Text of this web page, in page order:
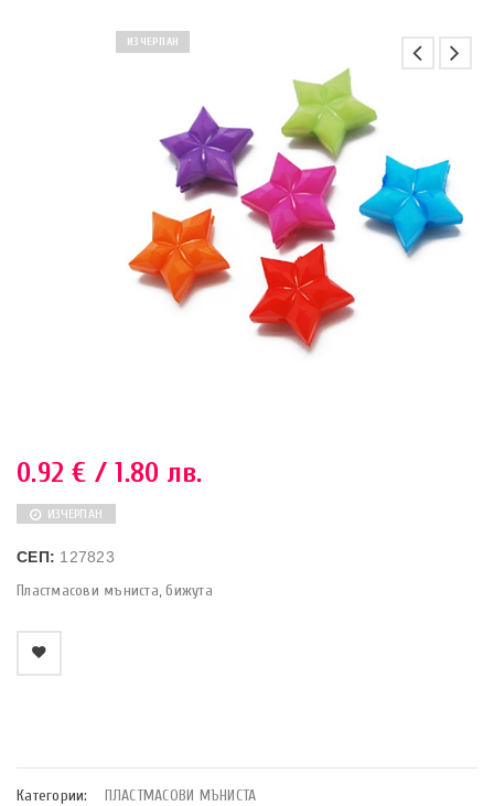
ИЗЧЕРПАН
0.92€ / 1.80 лв.
ИЗЧЕРПАН
СЕП: 127823
Пластмасови мъниста, бижута
Категории: ПЛАСТМАСОВИ МЪНИСТА